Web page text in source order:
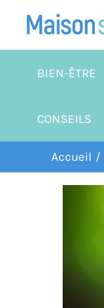
contenu
BIEN-ÊTRE
CONSEILS
Accueil